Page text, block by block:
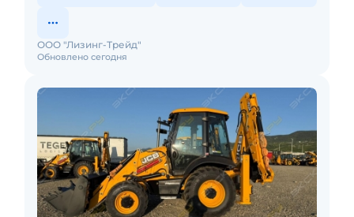
Обновлено сегодня
ООО "Лизинг-Трейд"